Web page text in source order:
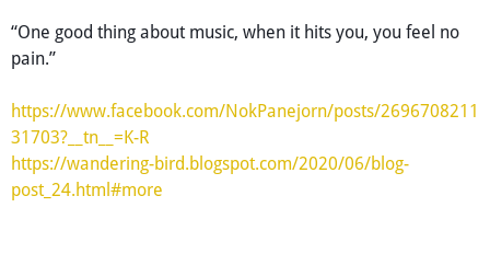
“One good thing about music, when it hits you, you feel no
pain.”
https://www.facebook.com/NokPanejorn/posts/2696708211
31703?__tn__=K-R
https://wandering-bird.blogspot.com/2020/06/blog-
post_24.html#more